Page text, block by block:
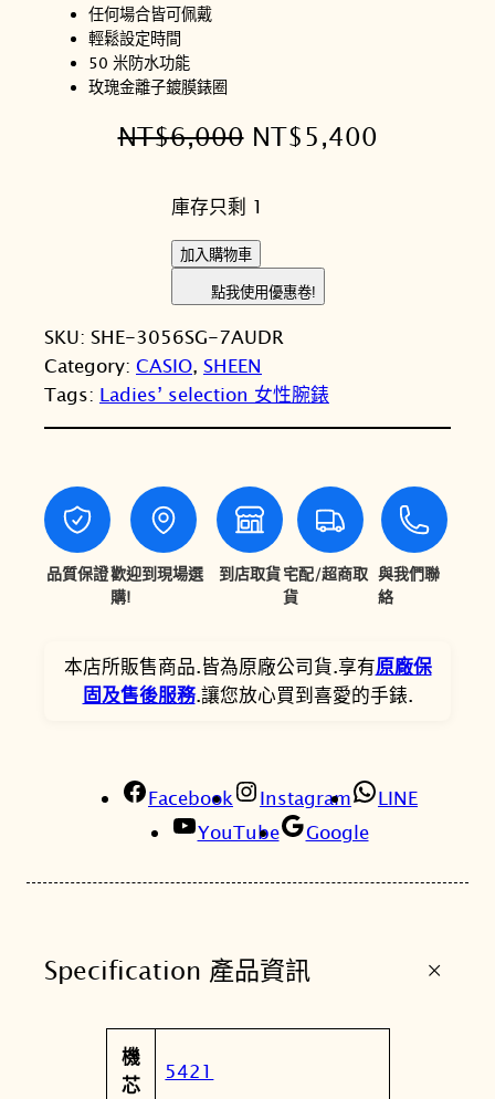
任何場合皆可佩戴
輕鬆設定時間
50 米防水功能
玫瑰金離子鍍膜錶圈
NT$6,000 原
價
格
：
N
T
$
,
0
0
NT$ 5,400
4
0
0
庫存只剩 1
C
S
I
O
卡
西
S
H
E
H
E
-
5
6
G
A
珠
瑰
加入購物車
點我使用優惠卷!
SKU: SHE-3056SG-7AUDR
Category: CASIO, SHEEN
Tags: Ladies’ selection 女性腕錶
品質保證歡迎到現場選
購!
到店取貨宅配/超商取
貨
與我們聯
絡
本店所販售商品.皆為原廠公司貨.享有原廠保
固及售後服務.讓您放心買到喜愛的手錶.
Facebook Instagram
LINE
YouTube
Google
Specification 產品資訊 +
屬
性
值
機
芯
5421